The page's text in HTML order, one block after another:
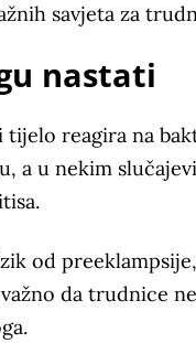
savjeta za
nastati
reagira na
a u nekim
od
da trudnice